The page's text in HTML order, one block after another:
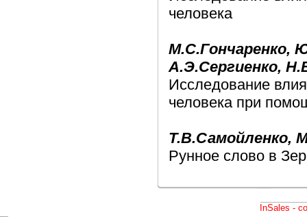
человека
М.С.Гончаренко,
А.Э.Сергиенко,
Исследование
человека при
Т.В.Самойленко,
Рунное слово в
InSales -